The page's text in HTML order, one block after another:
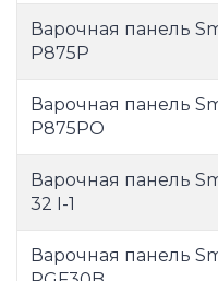
Варочная панель
P875P
Варочная панель
P875PO
Варочная панель
32 I-1
Варочная панель